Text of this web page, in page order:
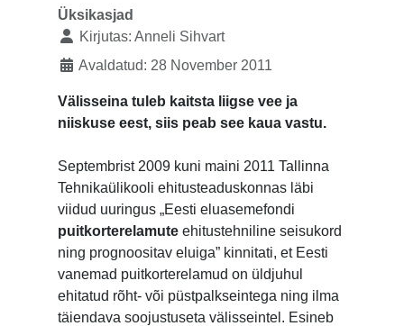
Üksikasjad
Kirjutas: Anneli Sihvart
Avaldatud: 28 November 2011
Välisseina tuleb kaitsta liigse vee ja
niiskuse eest, siis peab see kaua vastu.
Septembrist 2009 kuni maini 2011 Tallinna
Tehnikaülikooli ehitusteaduskonnas läbi
viidud uuringus „Eesti eluasemefondi
puitkorterelamute ehitustehniline seisukord
ning prognoositav eluiga” kinnitati, et Eesti
vanemad puitkorterelamud on üldjuhul
ehitatud rõht- või püstpalkseintega ning ilma
täiendava soojustuseta välisseintel. Esineb